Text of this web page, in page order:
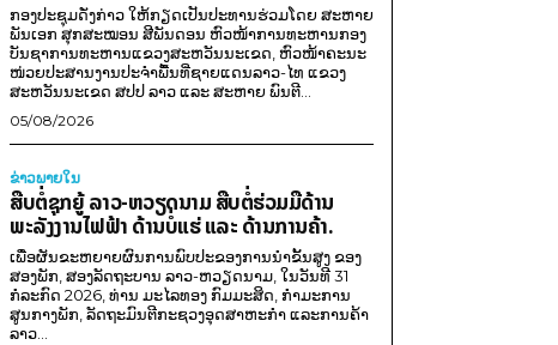
ກອງປະຊຸມດັ່ງກ່າວ ໃຫ້ກຽດເປັນປະທານຮ່ວມໂດຍ ສະຫາຍ
ພັນເອກ ສຸກສະໝອນ ສີພັນດອນ ຫົວໜ້າການທະຫານກອງ
ບັນຊາການທະຫານແຂວງສະຫວັນນະເຂດ, ຫົວໜ້າຄະນະ
ໜ່ວຍປະສານງານປະຈຳພື້ນທີ່ຊາຍແດນລາວ-ໄທ ແຂວງ
ສະຫວັນນະເຂດ ສປປ ລາວ ແລະ ສະຫາຍ ພົນຕີ...
05/08/2026
ຂ່າວພາຍ​ໃນ
ສືບຕໍ່ຊຸກຍູ້ ລາວ-ຫວຽດນາມ ສືບຕໍ່ຮ່ວມມືດ້ານ
ພະລັງງານໄຟຟ້າ ດ້ານບໍ່ແຮ່ ແລະ ດ້ານການຄ້າ.
ເພື່ອຜັນຂະຫຍາຍຜົນການພົບປະຂອງການນຳຂັ້ນສູງ ຂອງ
ສອງພັກ, ສອງລັດຖະບານ ລາວ-ຫວຽດນາມ, ໃນວັນທີ 31
ກໍລະກົດ 2026, ທ່ານ ມະໄລທອງ ກົມມະສິດ, ກຳມະການ
ສູນກາງພັກ, ລັດຖະມົນຕີກະຊວງອຸດສາຫະກຳ ແລະການຄ້າ
ລາວ...